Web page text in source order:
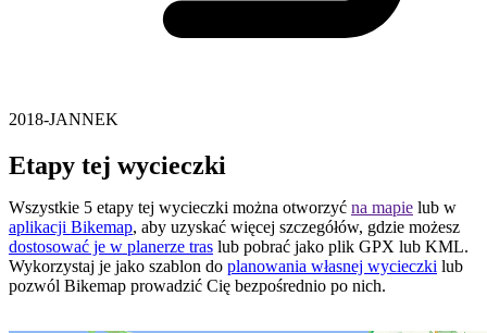
2018-JANNEK
Etapy tej wycieczki
Wszystkie 5 etapy tej wycieczki można otworzyć na mapie lub w
aplikacji Bikemap, aby uzyskać więcej szczegółów, gdzie możesz
dostosować je w planerze tras lub pobrać jako plik GPX lub KML.
Wykorzystaj je jako szablon do planowania własnej wycieczki lub
pozwól Bikemap prowadzić Cię bezpośrednio po nich.